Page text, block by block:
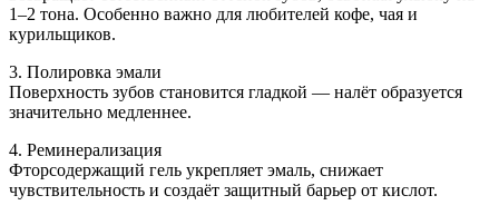
1–2 тона. Особенно важно для любителей кофе, чая и
курильщиков.
3. Полировка эмали
Поверхность зубов становится гладкой — налёт образуется
значительно медленнее.
4. Реминерализация
Фторсодержащий гель укрепляет эмаль, снижает
чувствительность и создаёт защитный барьер от кислот.